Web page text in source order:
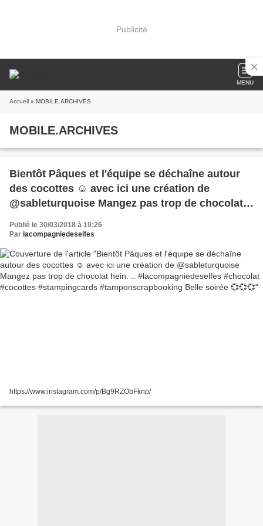
Publicité
MENU
Accueil » MOBILE.ARCHIVES
MOBILE.ARCHIVES
Bientôt Pâques et l'équipe se déchaîne autour
des cocottes ☺ avec ici une création de
@sableturquoise Mangez pas trop de chocolat
hein. .. #lacompagniedeselfes #chocolat
#cocottes #stampingcards
Publié le 30/03/2018 à 19:26
Par lacompagniedeselfes
https://www.instagram.com/p/Bg9RZObFknp/